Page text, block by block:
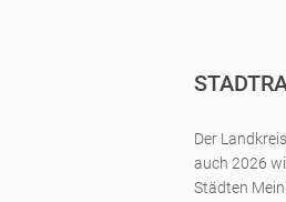
Der
auch 2026
Städten